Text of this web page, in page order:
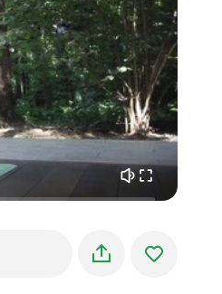
02:00
02:00
02:00
02:00
02:00